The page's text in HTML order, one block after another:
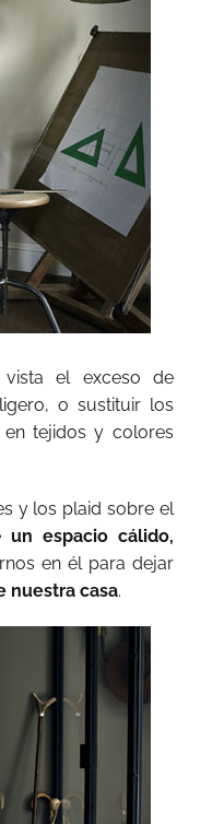
vista el exceso de
o sustituir los
tejidos y colores
y los plaid sobre el
un espacio cálido,
en él para dejar
nuestra casa.